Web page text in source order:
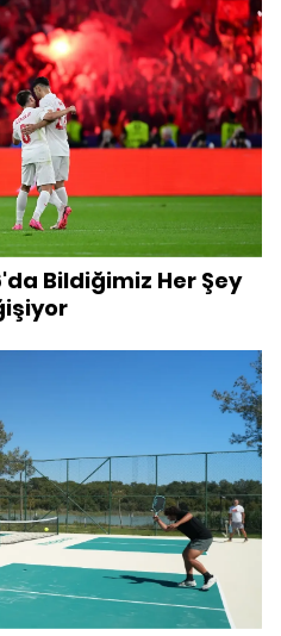
Bildiğimiz Her Şey